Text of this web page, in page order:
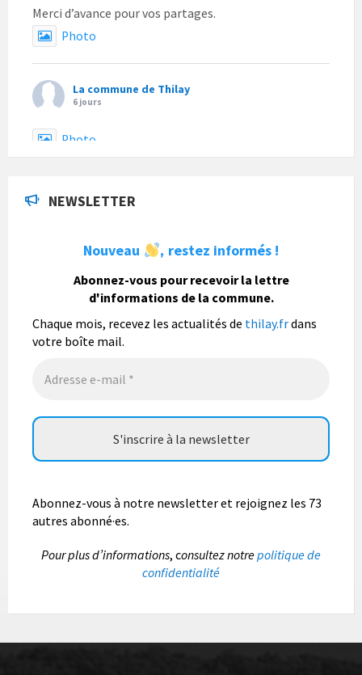
Merci d’avance pour vos partages.
Photo
La commune de Thilay
6 jours
Photo
6 jours
1 semaine
août.
Photo
NEWSLETTER
Nouveau , restez informés !
Abonnez-vous pour recevoir la lettre
d'informations de la commune.
Chaque mois, recevez les actualités de thilay.frdans
votre boîte mail.
Abonnez-vous à notre newsletter et rejoignez les 73
autres abonné·es.
Pour plus d’informations, consultez notrepolitique de
confidentialité